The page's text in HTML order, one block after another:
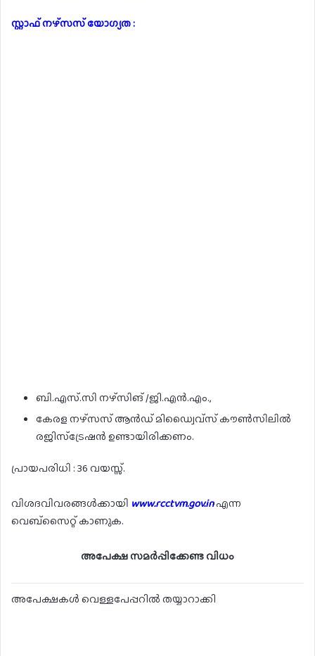
സ്റ്റാഫ് നഴ്സസ് യോഗ്യത :
ബി.എസ്.സി നഴ്സിങ് /ജി.എൻ.എം.,
കേരള നഴ്സസ് ആൻഡ് മിഡ്വൈവ്സ് കൗൺസിലിൽ
രജിസ്ട്രേഷൻ ഉണ്ടായിരിക്കണം.
പ്രായപരിധി : 36 വയസ്സ്.
വിശദവിവരങ്ങൾക്കായി www.rcctvm.gov.inഎന്ന
വെബ്സൈറ്റ് കാണുക.
അപേക്ഷ സമർപ്പിക്കേണ്ട വിധം
അപേക്ഷകൾ വെള്ളപേപ്പറിൽ തയ്യാറാക്കി